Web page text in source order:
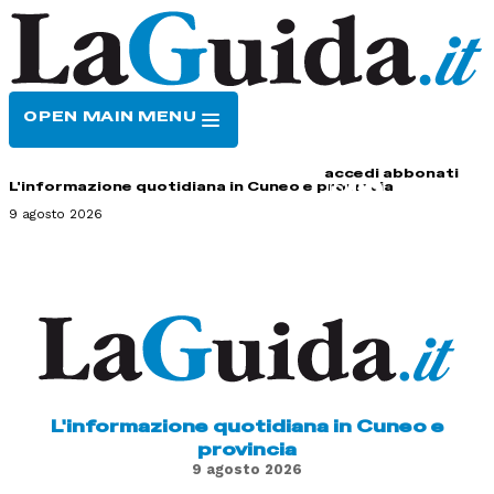
OPEN MAIN MENU
accedi abbonati
L'informazione quotidiana in Cuneo e provincia
9 agosto 2026
L'informazione quotidiana in Cuneo e
provincia
9 agosto 2026